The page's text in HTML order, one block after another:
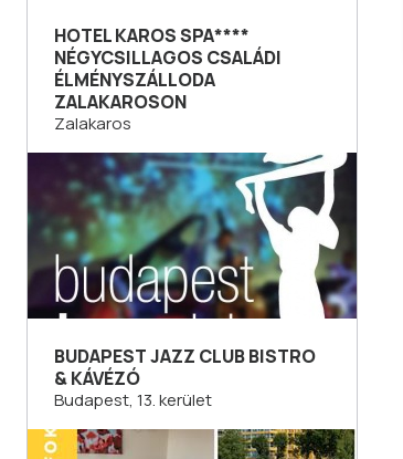
HOTEL KAROS SPA****
NÉGYCSILLAGOS CSALÁDI
ÉLMÉNYSZÁLLODA
ZALAKAROSON
Zalakaros
BUDAPEST JAZZ CLUB BISTRO
& KÁVÉZÓ
Budapest, 13. kerület